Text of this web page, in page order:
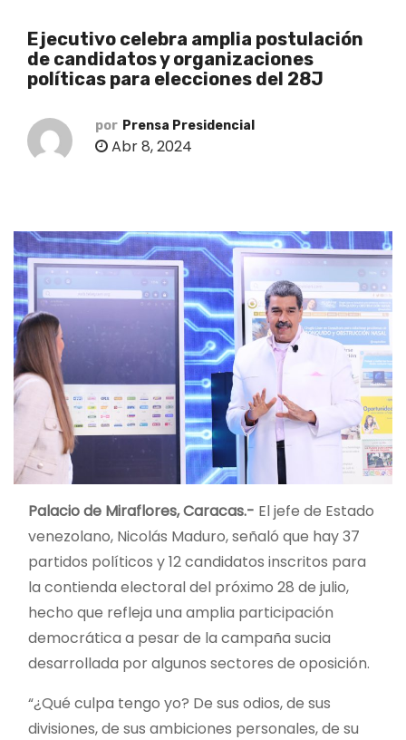
Ejecutivo celebra amplia postulación
de candidatos y organizaciones
políticas para elecciones del 28J
por Prensa Presidencial
Abr 8, 2024
Palacio de Miraflores, Caracas.- El jefe de Estado
venezolano, Nicolás Maduro, señaló que hay 37
partidos políticos y 12 candidatos inscritos para
la contienda electoral del próximo 28 de julio,
hecho que refleja una amplia participación
democrática a pesar de la campaña sucia
desarrollada por algunos sectores de oposición.
“¿Qué culpa tengo yo? De sus odios, de sus
divisiones, de sus ambiciones personales, de su